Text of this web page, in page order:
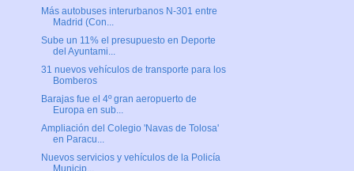
Más autobuses interurbanos N-301 entre
Madrid (Con...
Sube un 11% el presupuesto en Deporte
del Ayuntami...
31 nuevos vehículos de transporte para los
Bomberos
Barajas fue el 4º gran aeropuerto de
Europa en sub...
Ampliación del Colegio 'Navas de Tolosa'
en Paracu...
Nuevos servicios y vehículos de la Policía